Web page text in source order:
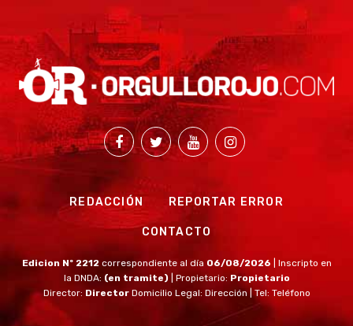
REDACCIÓN REPORTAR ERROR
CONTACTO
Edicion Nº 2212 correspondiente al día 06/08/2026
| Inscripto en
la DNDA: (en tramite) | Propietario: Propietario
Director: Director Domicilio Legal: Dirección | Tel: Teléfono